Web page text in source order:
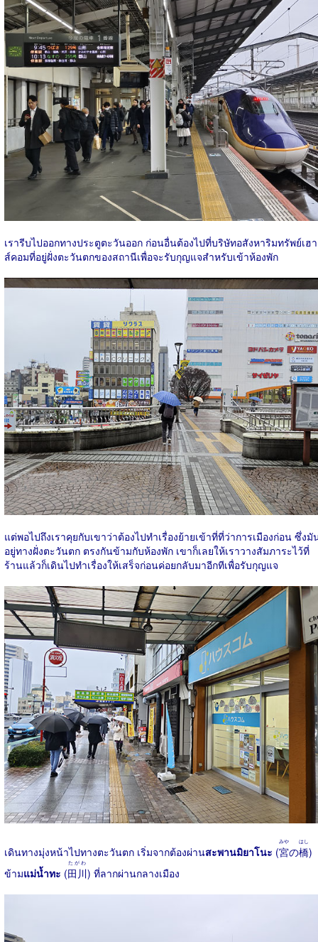
เรารีบไปออกทางประตูตะวันออก ก่อนอื่นต้องไปที่บริษัทอสังหาริมทรัพย์เฮา
ส์คอมที่อยู่ฝั่งตะวันตกของสถานีเพื่อจะรับกุญแจสำหรับเข้าห้องพัก
แต่พอไปถึงเราคุยกับเขาว่าต้องไปทำเรื่องย้ายเข้าที่ที่ว่าการเมืองก่อน ซึ่งมั
อยู่ทางฝั่งตะวันตก ตรงกันข้ามกับห้องพัก เขาก็เลยให้เราวางสัมภาระไว้ที่
ร้านแล้วก็เดินไปทำเรื่องให้เสร็จก่อนค่อยกลับมาอีกทีเพื่อรับกุญแจ
เดินทางมุ่งหน้าไปทางตะวันตก เริ่มจากต้องผ่านสะพานมิยาโนะ (宮
みや
の橋
はし
)
ข้ามแม่น้ำทะ (田川
たがわ
) ที่ลากผ่านกลางเมือง